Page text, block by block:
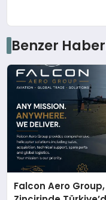
Benzer
Falcon Aero